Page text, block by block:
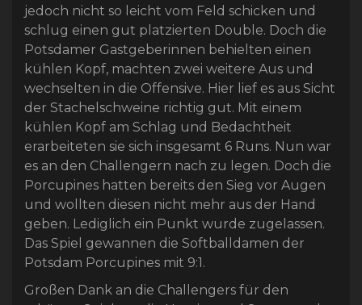
jedoch nicht so leicht vom Feld schicken und
schlug einen gut platzierten Double. Doch die
Potsdamer Gastgeberinnen behielten einen
kühlen Kopf, machten zwei weitere Aus und
wechselten in die Offensive. Hier lief es aus Sicht
der Stachelschweine richtig gut. Mit einem
kühlen Kopf am Schlag und Bedachtheit
erarbeiteten sie sich insgesamt 6 Runs. Nun war
es an den Challengern nach zu legen. Doch die
Porcupines hatten bereits den Sieg vor Augen
und wollten diesen nicht mehr aus der Hand
geben. Lediglich ein Punkt wurde zugelassen.
Das Spiel gewannen die Softballdamen der
Potsdam Porcupines mit 9:1.
Großen Dank an die Challengers für den